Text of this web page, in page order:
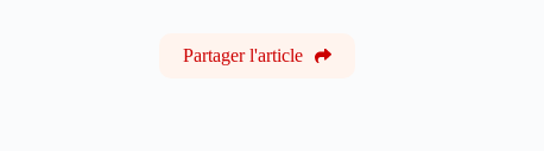
Partager l'article